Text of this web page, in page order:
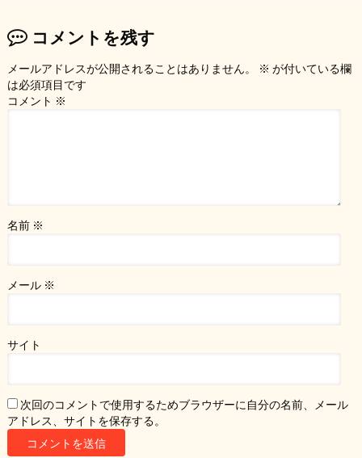
コメントを残す
メールアドレスが公開されることはありません。 ※ が付いている欄
は必須項目です
コメント ※
名前 ※
メール ※
サイト
次回のコメントで使用するためブラウザーに自分の名前、メール
アドレス、サイトを保存する。